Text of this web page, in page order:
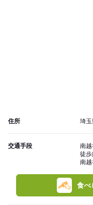
住所 埼
交通手段
南越
徒
南
食べ